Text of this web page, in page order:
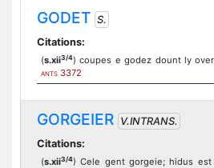
GODET S.
Citations:
(s.xii3/4) coupes e godez dount ly
ANTS 3372
GORGEIER V.INTRANS.
Citations:
(s.xii3/4) Cele gent gorgeie; hidus